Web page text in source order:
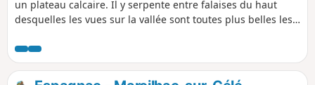
un plateau calcaire. Il y serpente entre falaises du haut
desquelles les vues sur la vallée sont toutes plus belles les
que cette randonnée propose de suivre. Le dénivelé de
cette balade ravira les plus sportifs, mais elle est aussi
facilement scindable en deux pour plaire à tout le monde.